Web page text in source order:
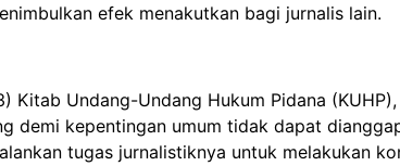
efek menakutkan bagi jurnalis lain.
Kitab Undang-Undang Hukum Pidana
demi kepentingan umum tidak dapat
tugas jurnalistiknya untuk melakukan